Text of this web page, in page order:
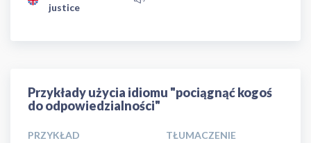
justice
Przykłady użycia idiomu "pociągnąć kogoś
do odpowiedzialności"
PRZYKŁAD
TŁUMACZENIE